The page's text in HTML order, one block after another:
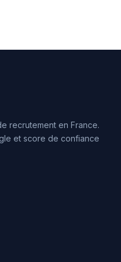
5/5 basée sur 20 avis
recrutement en France.
et score de confiance